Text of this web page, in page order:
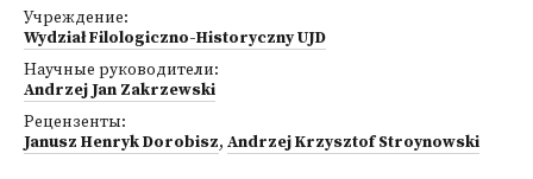
Учреждение:
Wydział Filologiczno-Historyczny UJD
Научные руководители:
Andrzej Jan Zakrzewski
Рецензенты:
Janusz Henryk Dorobisz, Andrzej Krzysztof Stroynowski